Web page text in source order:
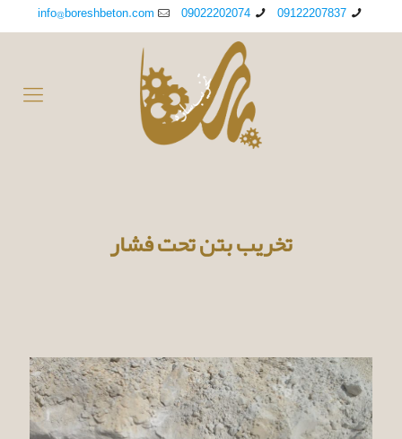
09122207837
09022202074
info@boreshbeton.com
تخریب بتن تحت فشار